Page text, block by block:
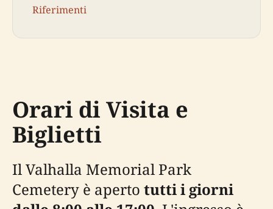
Riferimenti
Orari di Visita e
Biglietti
Il Valhalla Memorial Park
Cemetery è aperto tutti i giorni